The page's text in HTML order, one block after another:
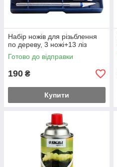
Набір ножів для різьблення
по дереву, 3 ножі+13 ліз
Готово до відправки
190 ₴
Купити